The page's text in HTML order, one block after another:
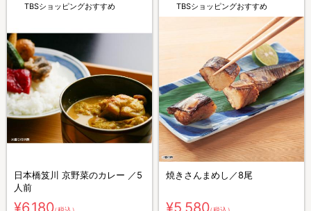
TBSショッピングおすすめ
日本橋笈川 京野菜のカレー ／5
人前
TBSショッピングおすすめ
焼きさんまめし／8尾